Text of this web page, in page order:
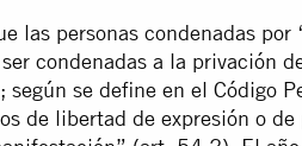
las personas condenadas por
condenadas a la privación
se define en el Código
de libertad de expresión o de